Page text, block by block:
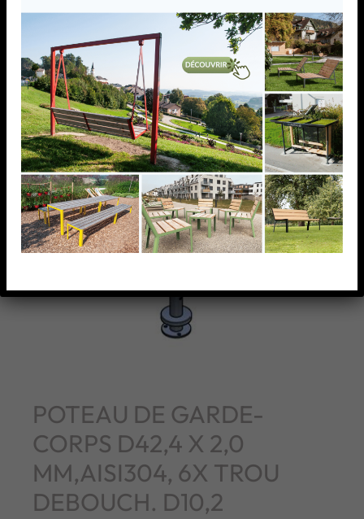
POTEAU DE GARDE-
CORPS D42,4 X 2,0
MM,AISI304, 6X TROU
DEBOUCH. D10,2